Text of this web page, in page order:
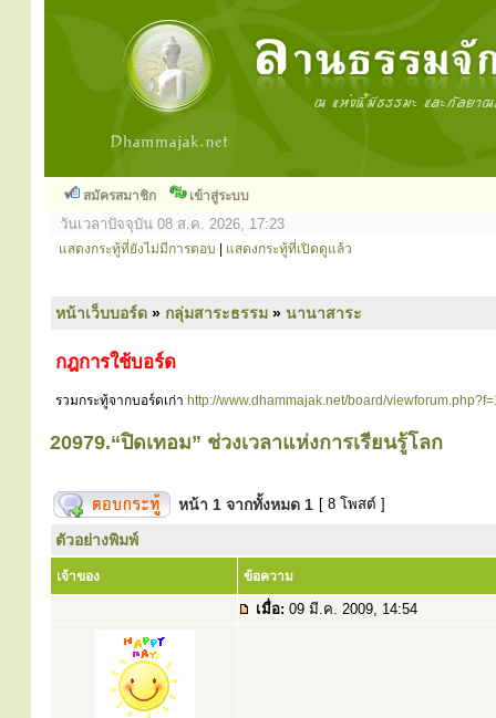
สมัครสมาชิก เข้าสู่ระบบ
วันเวลาปัจจุบัน 08 ส.ค. 2026, 17:23
แสดงกระทู้ที่ยังไม่มีการตอบ แสดงกระทู้ที่เปิดดูแล้ว
หน้าเว็บบอร์ด » กลุ่มสาระธรรม » นานาสาระ
กฎการใช้บอร์ด
รวมกระทู้จากบอร์ดเก่า http://www.dhammajak.net/board/
20979.“ปิดเทอม” ช่วงเวลาแห่งการเรียนรู้โลก
หน้า 1 จากทั้งหมด 1 [ 8 โพสต์ ]
ตัวอย่างพิมพ์
เจ้าของ ข้อความ
เมื่อ: 09 มี.ค. 2009, 14:54